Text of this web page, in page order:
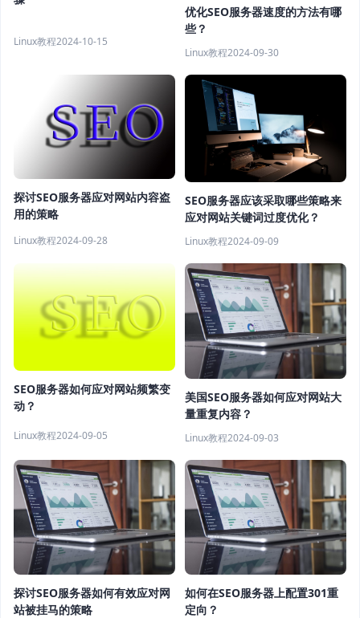
Linux教程2024-10-15
优化SEO服务器速度的方法有哪
些？
Linux教程2024-09-30
探讨SEO服务器应对网站内容盗
用的策略
Linux教程2024-09-28
SEO服务器应该采取哪些策略来
应对网站关键词过度优化？
Linux教程2024-09-09
SEO服务器如何应对网站频繁变
动？
Linux教程2024-09-05
美国SEO服务器如何应对网站大
量重复内容？
Linux教程2024-09-03
探讨SEO服务器如何有效应对网
站被挂马的策略
如何在SEO服务器上配置301重
定向？